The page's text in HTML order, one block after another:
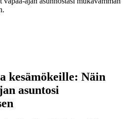
kesämökeille: Näin
asuntosi